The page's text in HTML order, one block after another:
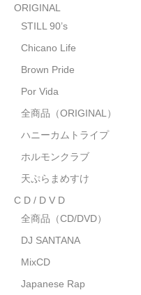
全商品（CD/DVD）
DJ SANTANA
Japanese Rap
MotiveRecords
グ ッ ズ
タオル・リストバンド
トートバッグ
ORIGINAL
STILL 90’s
Chicano Life
Brown Pride
Por Vida
全商品（ORIGINAL）
ハニーカムトライプ
ホルモンクラブ
天ぷらまめすけ
C D / D V D
全商品（CD/DVD）
DJ SANTANA
MixCD
Japanese Rap